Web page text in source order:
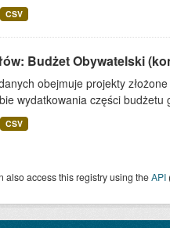
CSV
Budżet Obywatelski
obejmuje projekty
wydatkowania części budżetu
CSV
also access this registry using theAPI